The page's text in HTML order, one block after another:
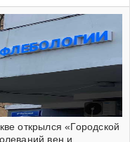
открылся «Городской
вен и